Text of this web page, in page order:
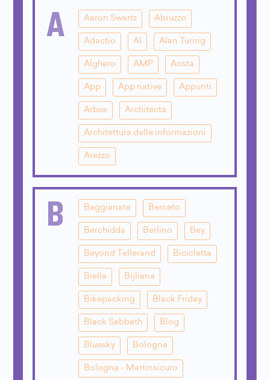
A Aaron Swartz Abruzzo
Adactio AI Alan Turing
Alghero AMP Aosta
App App native Appunti
Arbus Architecta
Architettura delle informazioni
Arezzo
B Baggianate Berceto
Berchidda Berlino Bey
Beyond Tellerand Bicicletta
Biella Bijliana
Bikepacking Black Friday
Black Sabbath Blog
Bluesky Bologna
Bologna - Martinsicuro